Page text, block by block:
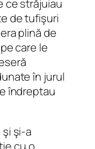
ce străjuiau
de tufişuri
plină de
care le
în jurul
îndreptau
şi‑a